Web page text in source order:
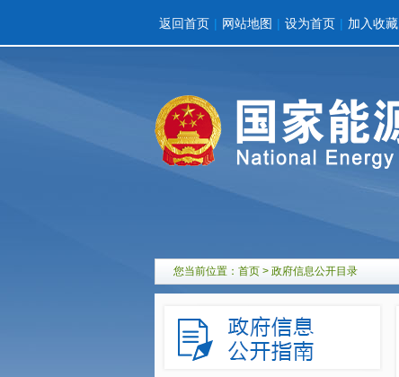
返回首页 | 网站地图 | 设为首页 | 加入收藏
您当前位置： 首页 > 政府信息公开目录